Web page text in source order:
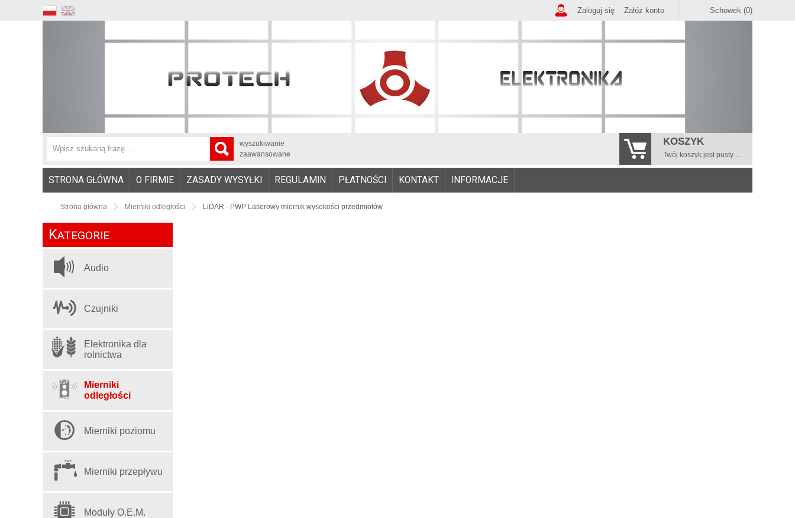
Schowek (0)
Zaloguj się Załóż konto
wyszukiwanie
zaawansowane
KOSZYK
Twój koszyk jest pusty ...
STRONA GŁÓWNA O FIRMIE ZASADY WYSYŁKI REGULAMIN PŁATNOŚCI KONTAKT INFORMACJE
Strona główna Mierniki odległości LiDAR - PWP Laserowy miernik wysokości przedmiotów
KATEGORIE
Audio
Czujniki
Elektronika dla
rolnictwa
Mierniki
odległości
Mierniki poziomu
Mierniki przepływu
Moduły O.E.M.